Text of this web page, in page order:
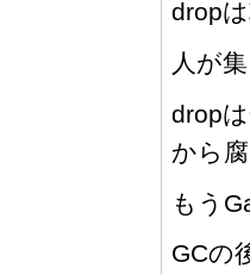
drop
人が
drop
から
もう
GCの